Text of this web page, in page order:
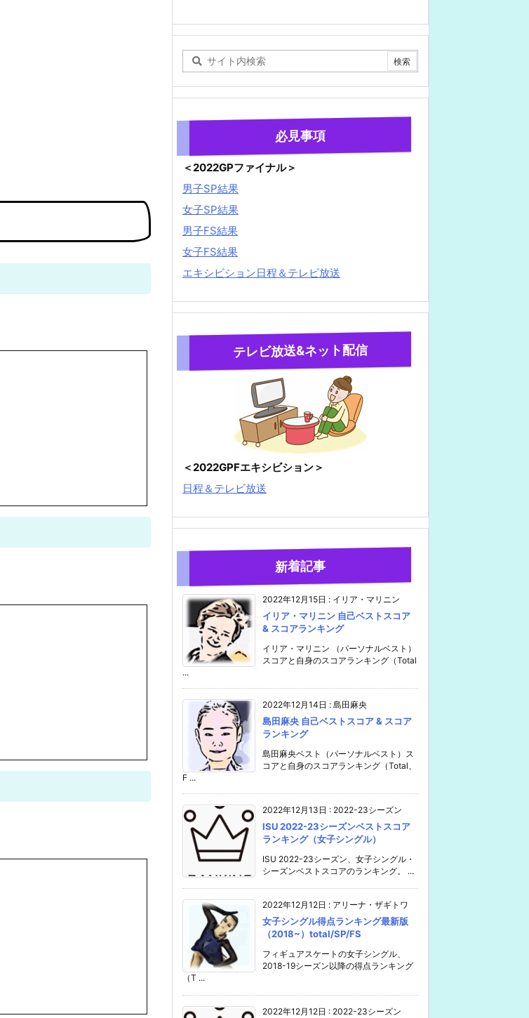
必見事項
＜2022GPファイナル＞
男子SP結果
女子SP結果
男子FS結果
女子FS結果
エキシビション日程＆テレビ放送
テレビ放送&ネット配信
＜2022GPFエキシビション＞
日程＆テレビ放送
新着記事
2022年12月15日 : イリア・マリニン
イリア・マリニン 自己ベストスコア
& スコアランキング
イリア・マリニン （パーソナルベスト）
スコアと自身のスコアランキング（Total
...
2022年12月14日 : 島田麻央
島田麻央 自己ベストスコア & スコア
ランキング
島田麻央ベスト（パーソナルベスト）ス
コアと自身のスコアランキング（Total、
F ...
2022年12月13日 : 2022-23シーズン
ISU 2022-23シーズンベストスコア
ランキング（女子シングル）
ISU 2022-23シーズン、女子シングル・
シーズンベストスコアのランキング。 ...
2022年12月12日 : アリーナ・ザギトワ
女子シングル得点ランキング最新版
（2018~）total/SP/FS
フィギュアスケートの女子シングル、
2018-19シーズン以降の得点ランキング
（T ...
2022年12月12日 : 2022-23シーズン